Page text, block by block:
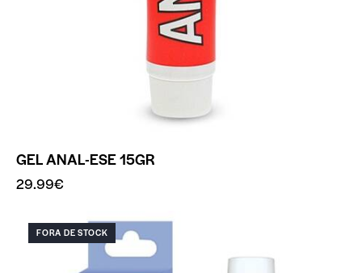
GEL ANAL-ESE 15GR
29.99€
FORA DE STOCK